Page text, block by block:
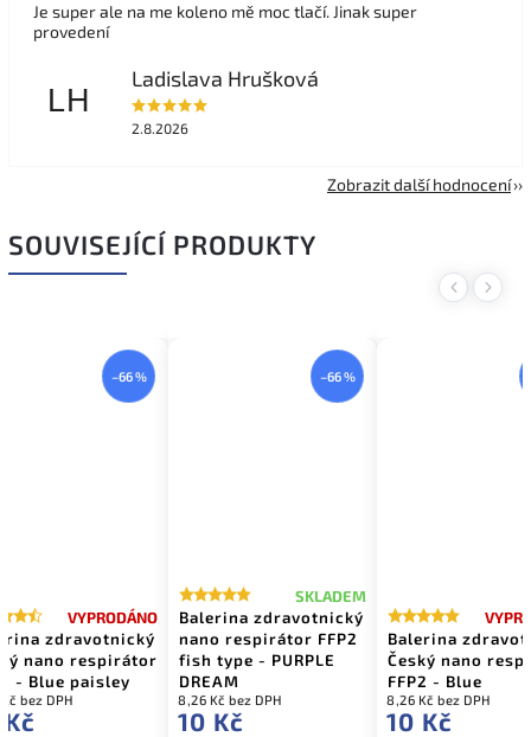
Je super ale na me koleno mě moc tlačí. Jinak super
provedení
LH
Ladislava Hrušková
2.8.2026
Zobrazit další hodnocení
SOUVISEJÍCÍ PRODUKTY
Previous
–66 %
zdravotnický
nano respirátor
- Blue paisley
VYPRODÁNO
bez DPH
–66 %
Balerina zdravotnický
nano respirátor FFP2
fish type - PURPLE
DREAM
SKLADEM
8,26 Kč bez DPH
10 Kč
Balerina
Český nano
FFP2 - Blue
8,26 Kč bez DPH
10 Kč
Next